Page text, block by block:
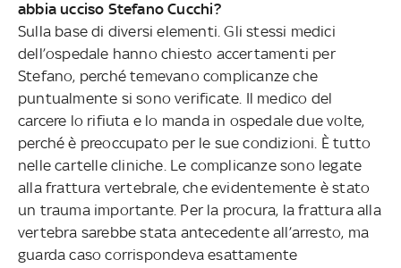
abbia ucciso Stefano Cucchi?
Sulla base di diversi elementi. Gli stessi medici
dell’ospedale hanno chiesto accertamenti per
Stefano, perché temevano complicanze che
puntualmente si sono verificate. Il medico del
carcere lo rifiuta e lo manda in ospedale due volte,
perché è preoccupato per le sue condizioni. È tutto
nelle cartelle cliniche. Le complicanze sono legate
alla frattura vertebrale, che evidentemente è stato
un trauma importante. Per la procura, la frattura alla
vertebra sarebbe stata antecedente all’arresto, ma
guarda caso corrispondeva esattamente